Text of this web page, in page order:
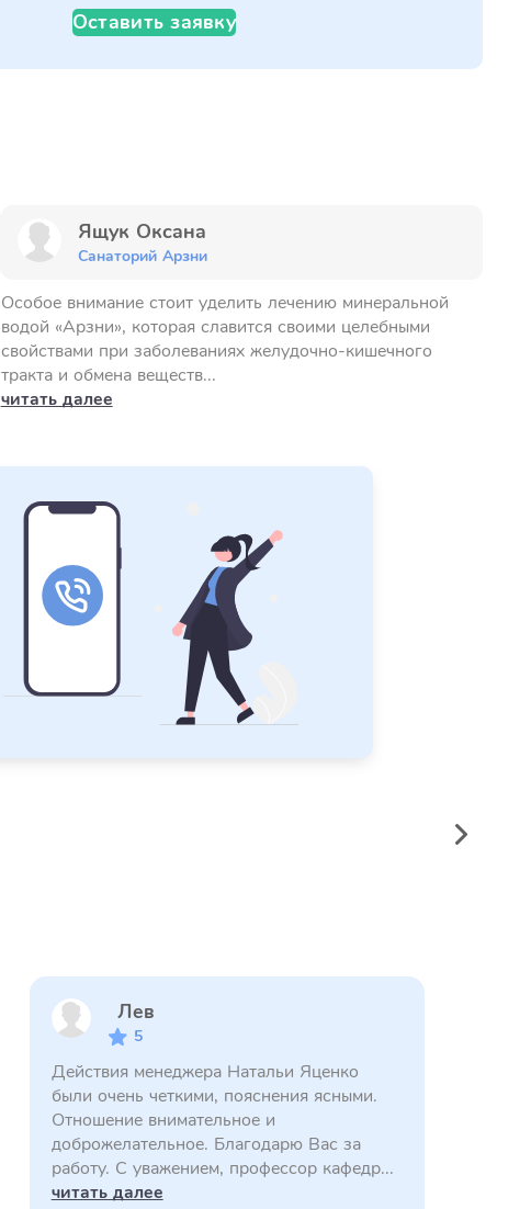
Оставить заявку
Ящук Оксана
Санаторий Арзни
Особое внимание стоит уделить лечению минеральной
водой «Арзни», которая славится своими целебными
свойствами при заболеваниях желудочно-кишечного
тракта и обмена веществ...
читать далее
Лев
5
Действия менеджера Натальи Яценко
были очень четкими, пояснения ясными.
Отношение внимательное и
доброжелательное. Благодарю Вас за
работу. С уважением, профессор кафедр...
читать далее